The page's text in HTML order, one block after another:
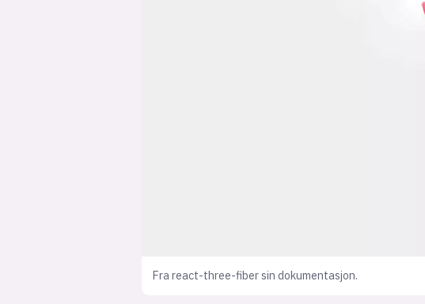
Fra react-three-fiber sin dokumentasjon.